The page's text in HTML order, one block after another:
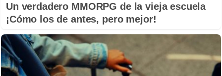
Un verdadero MMORPG de la vieja escuela
¡Cómo los de antes, pero mejor!